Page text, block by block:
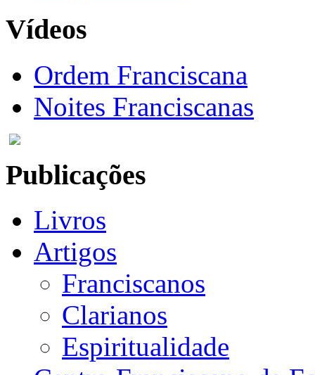
Vídeos
Ordem Franciscana
Noites Franciscanas
Publicações
Livros
Artigos
Franciscanos
Clarianos
Espiritualidade